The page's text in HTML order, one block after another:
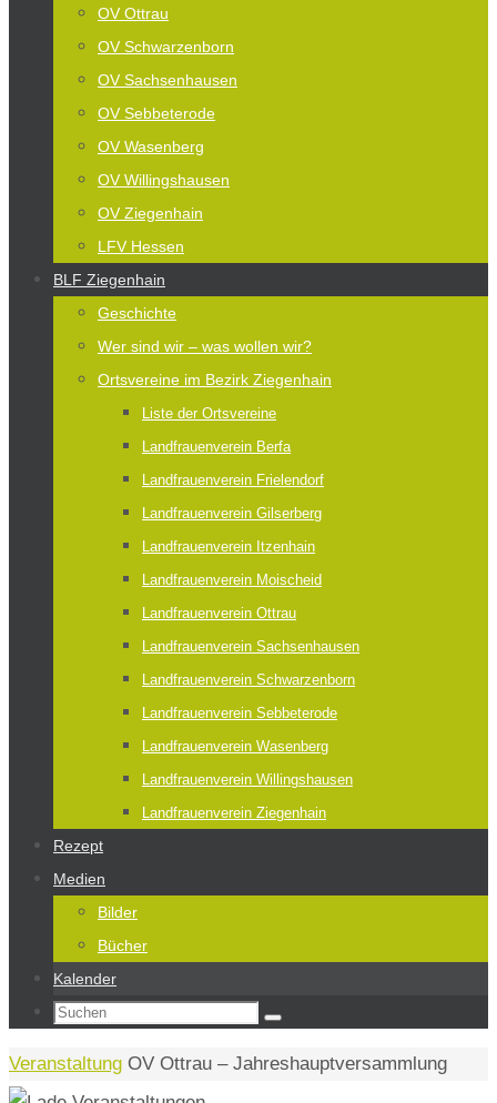
OV Ottrau
OV Schwarzenborn
OV Sachsenhausen
OV Sebbeterode
OV Wasenberg
OV Willingshausen
OV Ziegenhain
LFV Hessen
BLF Ziegenhain
Geschichte
Wer sind wir – was wollen wir?
Ortsvereine im Bezirk Ziegenhain
Liste der Ortsvereine
Landfrauenverein Berfa
Landfrauenverein Frielendorf
Landfrauenverein Gilserberg
Landfrauenverein Itzenhain
Landfrauenverein Moischeid
Landfrauenverein Ottrau
Landfrauenverein Sachsenhausen
Landfrauenverein Schwarzenborn
Landfrauenverein Sebbeterode
Landfrauenverein Wasenberg
Landfrauenverein Willingshausen
Landfrauenverein Ziegenhain
Rezept
Medien
Bilder
Bücher
Kalender
Suchen
Suchen
Start
Veranstaltung OV Ottrau – Jahreshauptversammlung